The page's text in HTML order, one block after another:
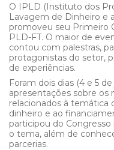
O IPLD (Instituto dos
Lavagem de Dinheiro e
promoveu seu Primeiro
PLD-FT. O maior de
contou com palestras,
protagonistas do setor,
de experiências.
Foram dois dias (4 e 5
apresentações sobre os
relacionados à temática
dinheiro e ao
participou do
o tema, além de
parcerias.